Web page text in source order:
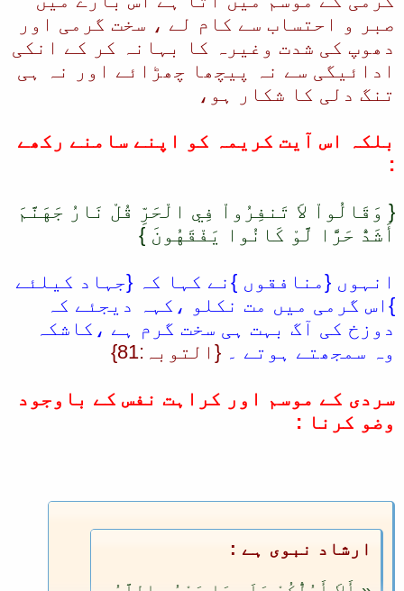
صبر و احتساب سے کام لے ، سخت گرمی اور
دھوپ کی شدت وغیرہ کا بہانہ کر کے انکی
ادائیگی سے نہ پیچھا چھڑائے اور نہ ہی
تنگ دلی کا شکار ہو،
بلکہ اس آیت کریمہ کو اپنے سامنے رکھے
:
{ وَقَالُواْ لاَ تَنفِرُواْ فِي الْحَرِّ قُلْ نَارُ جَهَنَّمَ
أَشَدُّ حَرًّا لَّوْ كَانُوا يَفْقَهُونَ }
انہوں {منافقوں }نے کہا کہ {جہاد کیلئے
}اس گرمی میں مت نکلو ،کہہ دیجئے کہ
دوزخ کی آگ بہت ہی سخت گرم ہے ،کاشکہ
وہ سمجھتے ہوتے ۔ {التوبہ:81}
سردی کے موسم اور کراہت نفس کے باوجود
وضو کرنا :
ارشاد نبوی ہے :